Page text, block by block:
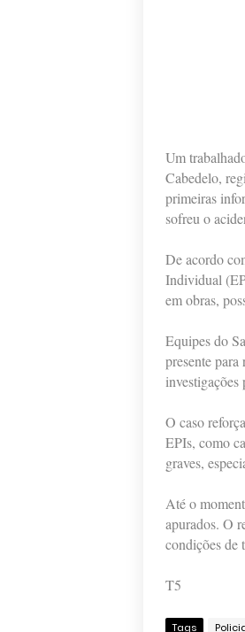
Um
Cabedelo,
primeiras
sofreu o
De acordo
Individual
em obras,
Equipes do
presente
investigações
O caso
EPIs, como
graves,
Até o
apurados. O
condições de
T5
Tags